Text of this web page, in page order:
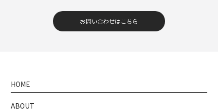
お問い合わせはこちら
HOME
ABOUT